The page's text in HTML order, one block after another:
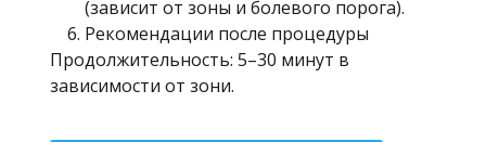
(зависит от зоны и болевого порога).
Рекомендации после процедуры
Продолжительность: 5–30 минут в
зависимости от зони.